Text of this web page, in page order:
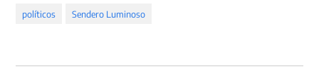
políticos Sendero Luminoso